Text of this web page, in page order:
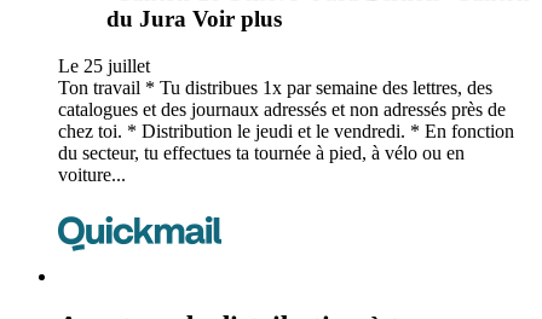
du Jura Voir plus
Le 25 juillet
Ton travail * Tu distribues 1x par semaine des lettres, des
catalogues et des journaux adressés et non adressés près de
chez toi. * Distribution le jeudi et le vendredi. * En fonction
du secteur, tu effectues ta tournée à pied, à vélo ou en
voiture...